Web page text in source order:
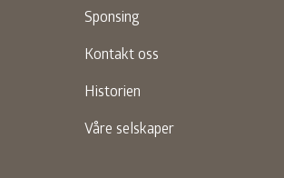
Sponsing
Kontakt oss
Historien
Våre selskaper